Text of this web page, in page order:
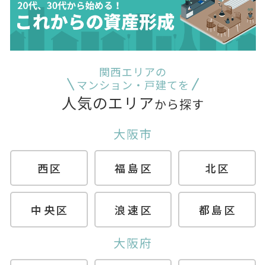
関西エリアの
マンション・戸建てを
人気のエリアから探す
大阪市
西区 福島区 北区
中央区 浪速区 都島区
大阪府